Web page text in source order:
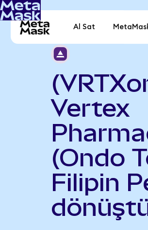
Al Sat
Vertex
(Ondo
Filipin